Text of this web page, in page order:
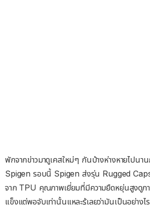
พักจากข่าวมาดูเคสใหม่ๆ กันบ้างห่างหายไปนา
Spigen รอบนี้ Spigen ส่งรุ่น Rugged
จาก TPU คุณภาพเยี่ยมที่มีความยืดหยุ่นสูงดูภ
แข็งแต่พอจับเท่านั้นแหละรู้เลยว่ามันเป็นอย่าง